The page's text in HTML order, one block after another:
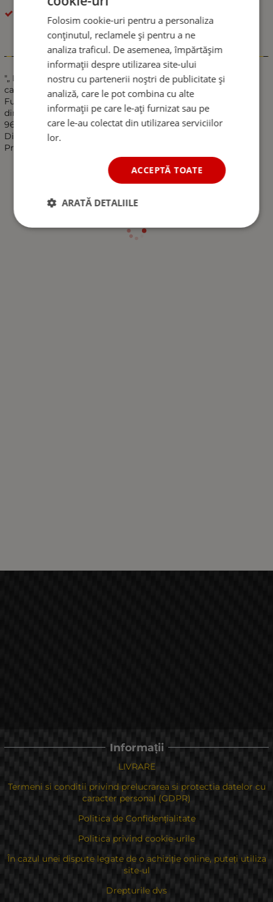
Informații
"„ LEDURI VIOLET pentru camionul dumneavoastră și
camioneta cu 6 LED-uri
Funcționează la 12V
dimensiuni:
96 mm x 2 mm
Distanță de 85 mm între centrele de montare
Pretul este pentru 1 bucata!"""
Informații
LIVRARE
Termeni si conditii privind prelucrarea si protectia datelor cu
caracter personal (GDPR)
Politica de Confidențialitate
Politica privind cookie-urile
În cazul unei dispute legate de o achiziție online, puteți utiliza
site-ul
Drepturile dvs
Folosim cookie-uri pentru a personaliza
conținutul, reclamele și pentru a ne
analiza traficul. De asemenea, împărtășim
informații despre utilizarea site-ului
nostru cu partenerii noștri de publicitate și
analiză, care le pot combina cu alte
informații pe care le-ați furnizat sau pe
care le-au colectat din utilizarea serviciilor
lor.
ACCEPTĂ TOATE
ARATĂ DETALIILE